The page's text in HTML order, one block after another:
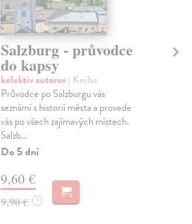
Salzburg - průvodce
do kapsy
kolektív autorov| Kniha
Průvodce po Salzburgu vás
seznámí s historií města a provede
vás po všech zajímavých místech.
Salzb...
Do 5 dní
9,60 €
9,90 € ?